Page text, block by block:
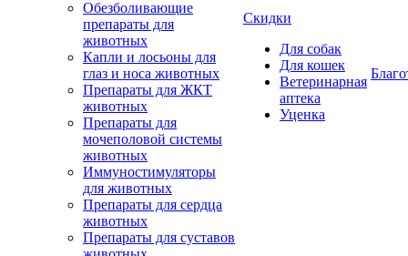
Обезболивающие
препараты для
животных
Капли и лосьоны для
глаз и носа животных
Препараты для ЖКТ
животных
Препараты для
мочеполовой системы
животных
Иммуностимуляторы
для животных
Препараты для сердца
животных
Препараты для суставов
Скидки
Для собак
Для кошек
Ветеринарная
аптека
Уценка